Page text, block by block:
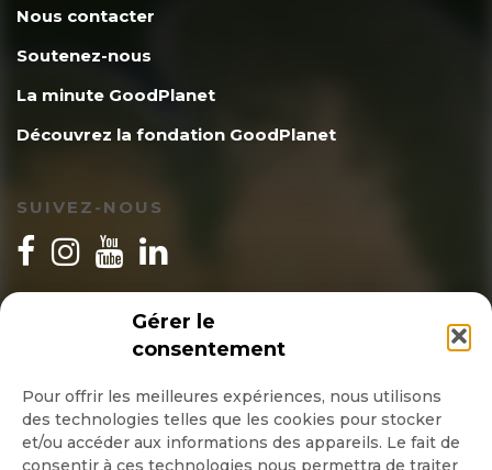
Gérer le
consentement
Pour offrir les meilleures expériences, nous utilisons
des technologies telles que les cookies pour stocker
et/ou accéder aux informations des appareils. Le fait de
consentir à ces technologies nous permettra de traiter
Nous contacter
Soutenez-nous
La minute GoodPlanet
Découvrez la fondation GoodPlanet
SUIVEZ-NOUS
INSCRIPTION NEWSLETTER
Quotidienne